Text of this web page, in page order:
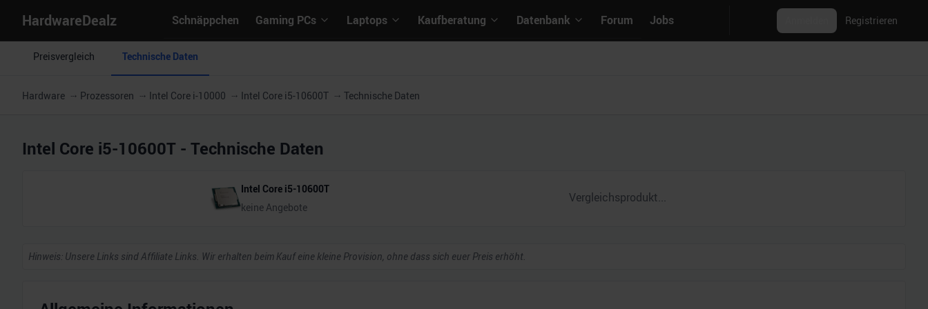
HardwareDealz Schnäppchen Gaming PCs Laptops Kaufberatung Datenbank Forum Jobs Registrieren
Preisvergleich Technische Daten
Hardware Prozessoren Intel Core i-10000 Intel Core i5-10600T Technische Daten
Intel Core i5-10600T - Technische Daten
Intel Core i5-10600T
keine Angebote
Hinweis: Unsere Links sind Affiliate Links. Wir erhalten beim Kauf eine kleine Provision, ohne dass sich euer Preis erhöht.